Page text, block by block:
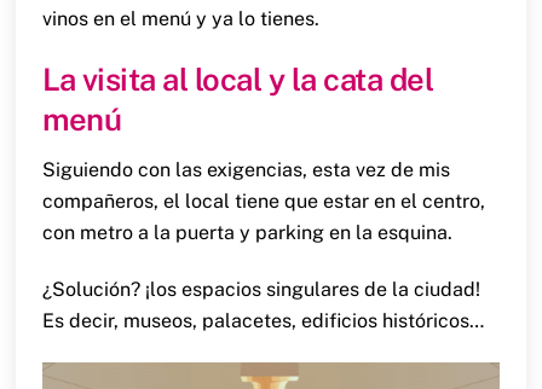
vinos en el menú y ya lo tienes.
La visita al local y la cata del
menú
Siguiendo con las exigencias, esta vez de mis
compañeros, el local tiene que estar en el centro,
con metro a la puerta y parking en la esquina.
¿Solución? ¡los espacios singulares de la ciudad!
Es decir, museos, palacetes, edificios históricos…